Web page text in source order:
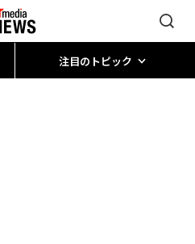
注目のトピック